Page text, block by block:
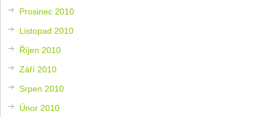
Prosinec 2010
Listopad 2010
Říjen 2010
Září 2010
Srpen 2010
Únor 2010